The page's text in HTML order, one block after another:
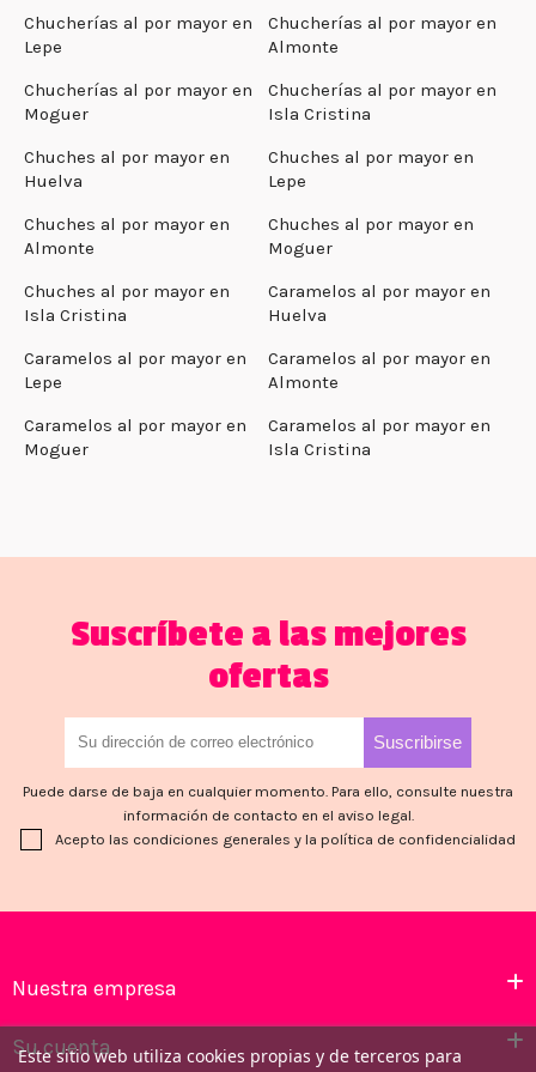
Chucherías al por mayor en
Lepe
Chucherías al por mayor en
Almonte
Chucherías al por mayor en
Moguer
Chucherías al por mayor en
Isla Cristina
Chuches al por mayor en
Huelva
Chuches al por mayor en
Lepe
Chuches al por mayor en
Almonte
Chuches al por mayor en
Moguer
Chuches al por mayor en
Isla Cristina
Caramelos al por mayor en
Huelva
Caramelos al por mayor en
Lepe
Caramelos al por mayor en
Almonte
Caramelos al por mayor en
Moguer
Caramelos al por mayor en
Isla Cristina
Suscríbete a las mejores
ofertas
Puede darse de baja en cualquier momento. Para ello, consulte nuestra
información de contacto en el aviso legal.
Acepto las condiciones generales y la política de confidencialidad
Nuestra empresa
Su cuenta
Este sitio web utiliza cookies propias y de terceros para